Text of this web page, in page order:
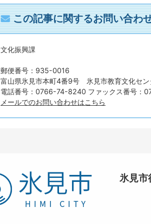
この記事に関するお問い合わ
文化振興課
郵便番号：935-0016
富山県氷見市本町4番9号 氷見市教育文化セン
電話番号：0766-74-8240 ファックス番号：
メールでのお問い合わせはこちら
氷見市